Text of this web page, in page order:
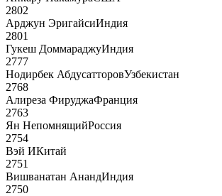
2802
Арджун ЭригайсиИндия
2801
Гукеш ДоммараджуИндия
2777
Нодирбек АбдусатторовУзбекистан
2768
Алиреза ФируджаФранция
2763
Ян НепомнящийРоссия
2754
Вэй ИКитай
2751
Вишванатан АнандИндия
2750